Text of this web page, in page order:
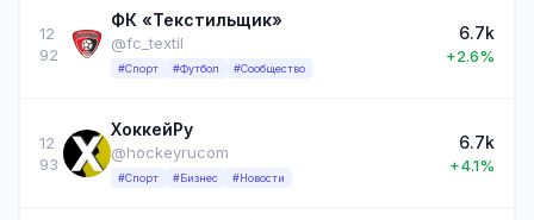
12
92
ФК «Текстильщик»
@fc_textil
#Спорт #Футбол #Сообщество
6.7k
+2.6%
12
93
ХоккейРу
@hockeyrucom
#Спорт #Бизнес #Новости
6.7k
+4.1%